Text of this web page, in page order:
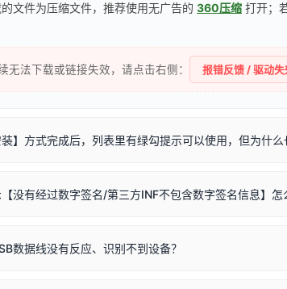
文件为压缩文件，推荐使用无广告的 360压缩 打开；
无法下载或链接失效，请点击右侧： 报错反馈 / 驱动
】方式完成后，列表里有绿勾提示可以使用，但为什么
成了32位和64位驱动，自动安装程序在运行时会检测
✔ 可以使用了 ：代表与您当前电脑系统
没有经过数字签名/第三方INF不包含数字签名信息】怎
严格签名。但由于微软系统安全限制，
部分新版
数据线没有反应、识别不到设备？